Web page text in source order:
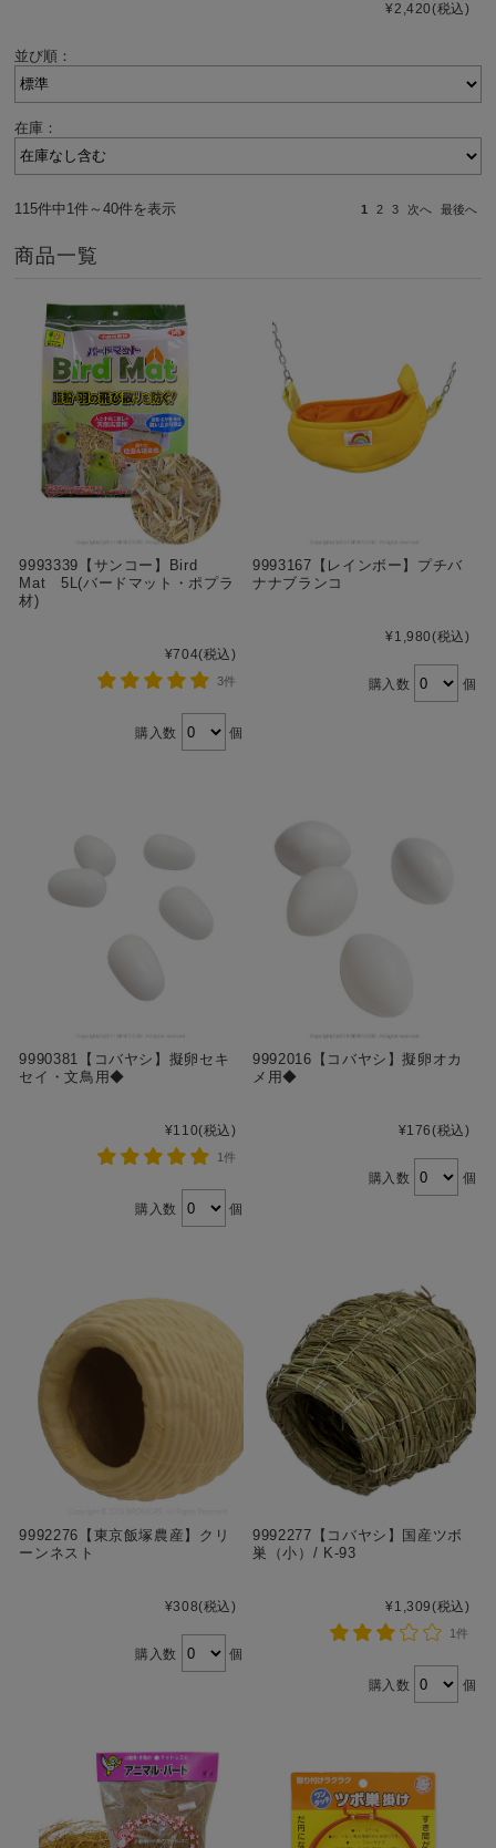
¥2,420(税込)
並び順：
在庫：
115件中1件～40件を表示 1 2 3 次へ 最後へ
商品一覧
9993339【サンコー】Bird
Mat 5L(バードマット・ポプラ
材)
¥704(税込)
3件
購入数 個
9993167【レインボー】プチバ
ナナブランコ
¥1,980(税込)
購入数 個
9990381【コバヤシ】擬卵セキ
セイ・文鳥用◆
¥110(税込)
1件
購入数 個
9992016【コバヤシ】擬卵オカ
メ用◆
¥176(税込)
購入数 個
9992276【東京飯塚農産】クリ
ーンネスト
¥308(税込)
購入数 個
9992277【コバヤシ】国産ツボ
巣（小）/ K-93
¥1,309(税込)
1件
購入数 個